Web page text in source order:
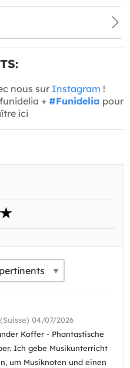
nous sur Instagram !
+ #Funidelia pour
ici
04/07/2026
Koffer - Phantastische
Ich gebe Musikunterricht
um Musiknoten und einen